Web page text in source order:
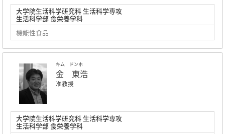
大学院生活科学研究科 生活科学専攻
生活科学部 食栄養学科
機能性食品
キム ドンホ
金 東浩
准教授
大学院生活科学研究科 生活科学専攻
生活科学部 食栄養学科